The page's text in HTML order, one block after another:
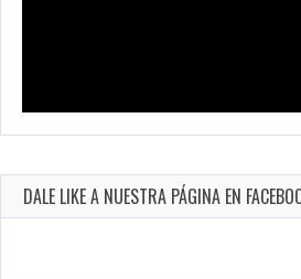
DALE LIKE A NUESTRA PÁGINA EN